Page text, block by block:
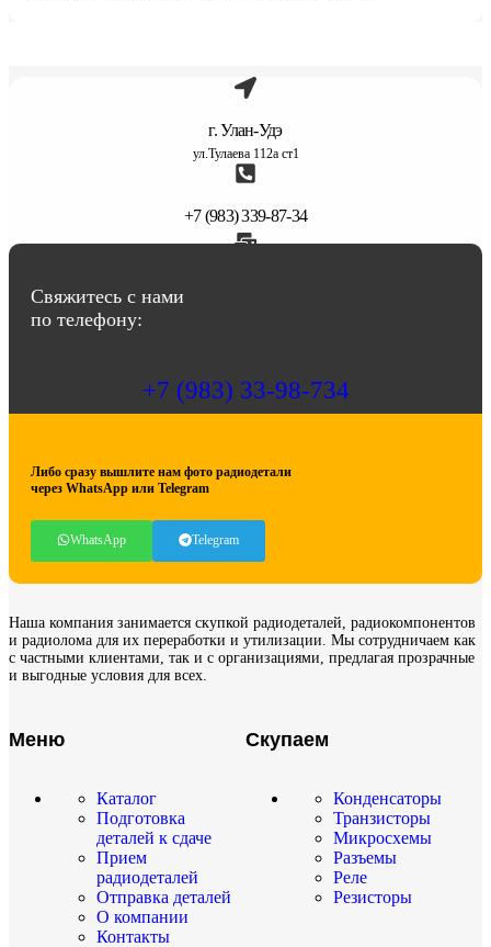
г. Улан-Удэ
ул.Тулаева 112а ст1
+7 (983) 339-87-34
Свяжитесь с нами
по телефону:
+7 (983) 33-98-734
Либо сразу вышлите нам фото радиодетали
через WhatsApp или Telegram
WhatsApp Telegram
Наша компания занимается скупкой радиодеталей, радиокомпонентов
и радиолома для их переработки и утилизации. Мы сотрудничаем как
с частными клиентами, так и с организациями, предлагая прозрачные
и выгодные условия для всех.
Меню
Каталог
Подготовка
деталей к сдаче
Прием
радиодеталей
Отправка деталей
О компании
Контакты
Скупаем
Конденсаторы
Транзисторы
Микросхемы
Разъемы
Реле
Резисторы